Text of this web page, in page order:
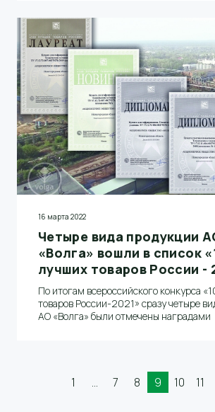
16 марта 2022
Четыре вида продукции
«Волга» вошли в список
лучших товаров России -
По итогам всероссийского конкурса
товаров России-2021» сразу четыре
АО «Волга» были отмечены наградами
1 ... 7 8 9 10 11